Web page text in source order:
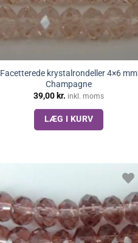
Facetterede krystalrondeller 4×6 mm
Champagne
39,00 kr. inkl. moms
LÆG I KURV